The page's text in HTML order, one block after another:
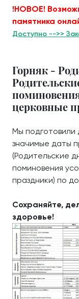
!НОВОЕ!
памятника
Доступно -->>
Горняк -
церковные
Мы подготовили
значимые даты
(Родительские
поминовения
праздники) по
Сохраняйте,
здоровье!